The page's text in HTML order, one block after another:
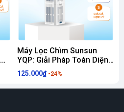
Máy Lọc Chìm Sunsun
YQP: Giải Pháp Toàn Diện
Cho Bể Cá Cảnh Luôn
Sạch Trong
125.000₫ -24%